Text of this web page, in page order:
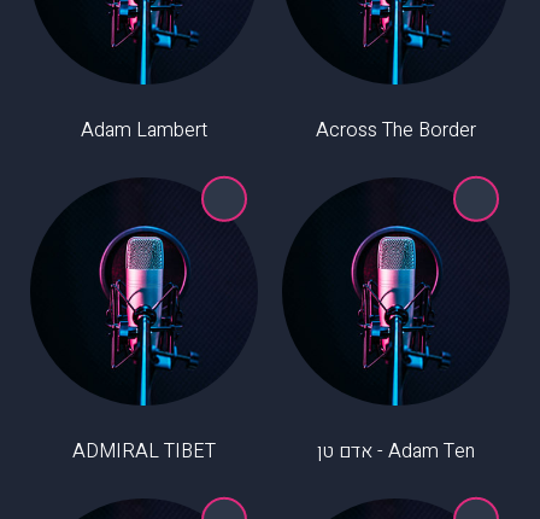
Across The Border
Adam Lambert
Adam Ten - אדם טן ADMIRAL TIBET